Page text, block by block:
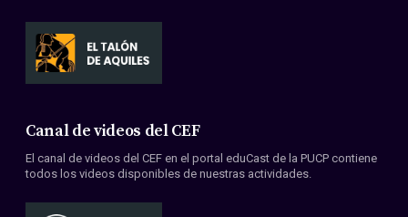
Canal de videos del CEF
El canal de videos del CEF en el portal eduCast de la PUCP contiene
todos los videos disponibles de nuestras actividades.